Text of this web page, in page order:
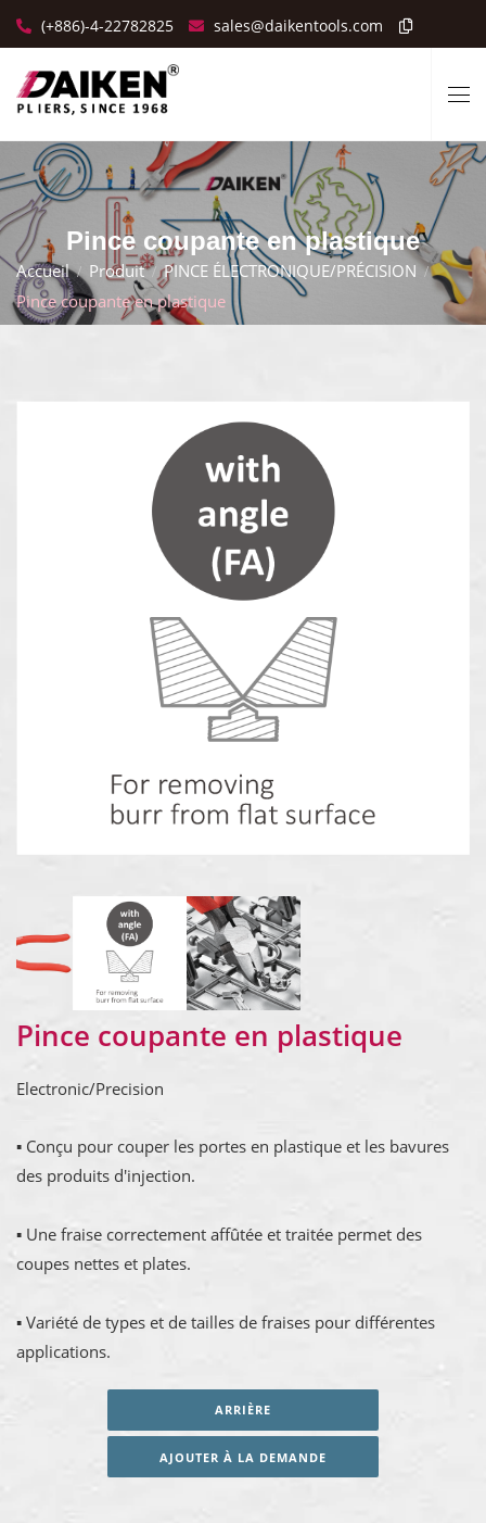
(+886)-4-22782825 sales@daikentools.com
Pince coupante en plastique
Accueil Produit
PINCE ÉLECTRONIQUE/PRÉCISION
Pince coupante en plastique
Pince coupante en plastique
Electronic/Precision
▪ Conçu pour couper les portes en plastique et les bavures
des produits d'injection.
▪ Une fraise correctement affûtée et traitée permet des
coupes nettes et plates.
▪ Variété de types et de tailles de fraises pour différentes
applications.
ARRIÈRE
AJOUTER À LA DEMANDE